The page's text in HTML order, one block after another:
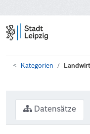
Kategorien
Datensätze